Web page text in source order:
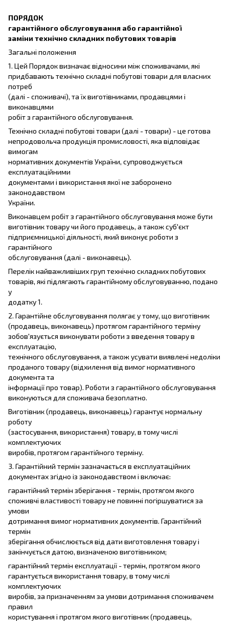
ПОРЯДОК
гарантійного обслуговування або гарантійної
заміни технічно складних побутових товарів
Загальні положення
1. Цей Порядок визначає відносини між споживачами, які
придбавають технічно складні побутові товари для власних
потреб
(далі - споживачі), та їх виготівниками, продавцями і
виконавцями
робіт з гарантійного обслуговування.
Технічно складні побутові товари (далі - товари) - це готова
непродовольча продукція промисловості, яка відповідає
вимогам
нормативних документів України, супроводжується
експлуатаційними
документами і використання якої не заборонено
законодавством
України.
Виконавцем робіт з гарантійного обслуговування може бути
виготівник товару чи його продавець, а також суб'єкт
підприємницької діяльності, який виконує роботи з
гарантійного
обслуговування (далі - виконавець).
Перелік найважливіших груп технічно складних побутових
товарів, які підлягають гарантійному обслуговуванню, подано
у
додатку 1.
2. Гарантійне обслуговування полягає у тому, що виготівник
(продавець, виконавець) протягом гарантійного терміну
зобов'язується виконувати роботи з введення товару в
експлуатацію,
технічного обслуговування, а також усувати виявлені недоліки
проданого товару (відхилення від вимог нормативного
документа та
інформації про товар). Роботи з гарантійного обслуговування
виконуються для споживача безоплатно.
Виготівник (продавець, виконавець) гарантує нормальну
роботу
(застосування, використання) товару, в тому числі
комплектуючих
виробів, протягом гарантійного терміну.
3. Гарантійний термін зазначається в експлуатаційних
документах згідно із законодавством і включає:
гарантійний термін зберігання - термін, протягом якого
споживчі властивості товару не повинні погіршуватися за
умови
дотримання вимог нормативних документів. Гарантійний
термін
зберігання обчислюється від дати виготовлення товару і
закінчується датою, визначеною виготівником;
гарантійний термін експлуатації - термін, протягом якого
гарантується використання товару, в тому числі
комплектуючих
виробів, за призначенням за умови дотримання споживачем
правил
користування і протягом якого виготівник (продавець,